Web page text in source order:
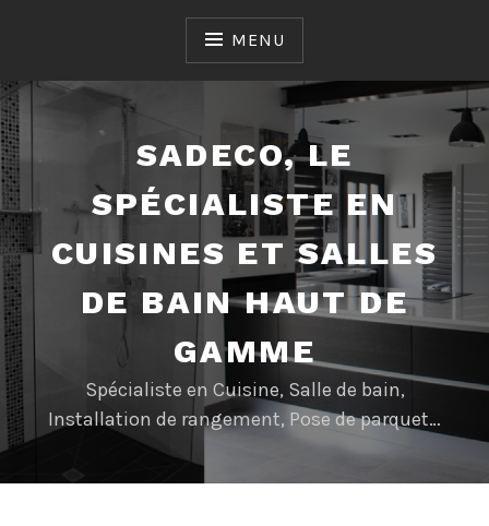
MENU
SADECO, LE
SPÉCIALISTE EN
CUISINES ET SALLES
DE BAIN HAUT DE
GAMME
Spécialiste en Cuisine, Salle de bain,
Installation de rangement, Pose de parquet…